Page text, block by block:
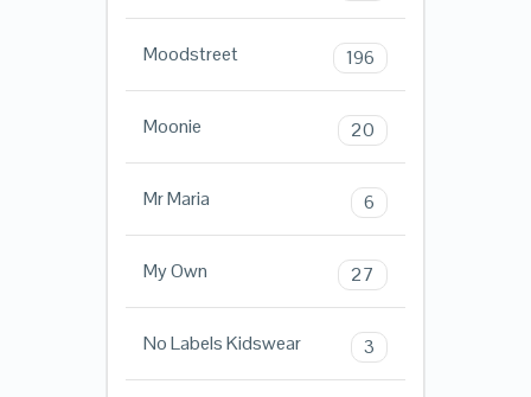
Moodstreet 196
Moonie 20
Mr Maria 6
My Own 27
No Labels Kidswear 3